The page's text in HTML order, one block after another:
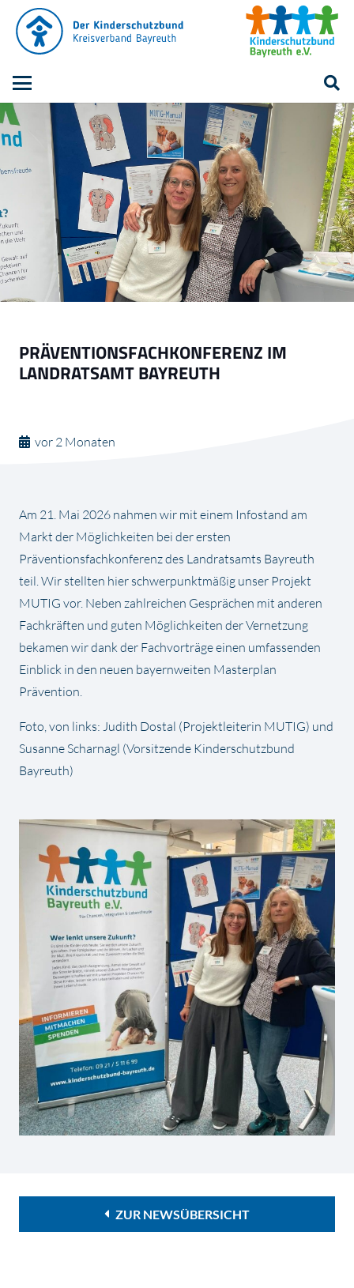
PRÄVENTIONSFACHKONFERENZ IM
LANDRATSAMT BAYREUTH
vor 2 Monaten
Am 21. Mai 2026 nahmen wir mit einem Infostand am
Markt der Möglichkeiten bei der ersten
Präventionsfachkonferenz des Landratsamts Bayreuth
teil. Wir stellten hier schwerpunktmäßig unser Projekt
MUTIG vor. Neben zahlreichen Gesprächen mit anderen
Fachkräften und guten Möglichkeiten der Vernetzung
bekamen wir dank der Fachvorträge einen umfassenden
Einblick in den neuen bayernweiten Masterplan
Prävention.
Foto, von links: Judith Dostal (Projektleiterin MUTIG) und
Susanne Scharnagl (Vorsitzende Kinderschutzbund
Bayreuth)
ZUR NEWSÜBERSICHT